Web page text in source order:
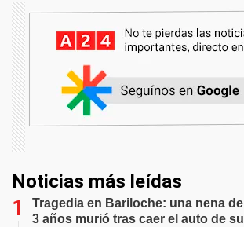
Noticias más leídas
Tragedia en Bariloche: una nena de
3 años murió tras caer el auto de su